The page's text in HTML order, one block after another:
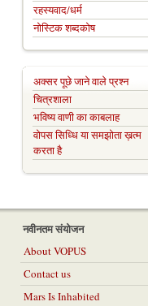
रहस्यवाद/धर्म
नोस्टिक शब्दकोष
अक्सर पूछे जाने वाले प्रश्न
चित्रशाला
भविष्य वाणी का काबलाह
वोपस सिध्धि या समझोता ख़त्म
करता है
नवीनतम संयोजन
About VOPUS
Contact us
Mars Is Inhabited